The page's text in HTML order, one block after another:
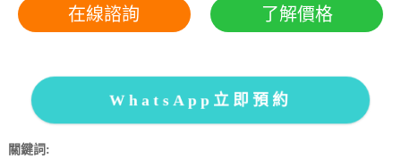
在線諮詢 了解價格
WhatsApp立即預約
關鍵詞: